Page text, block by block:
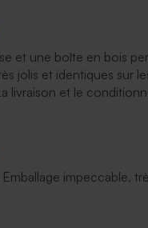
et une boîte en bois
jolis et identiques sur
livraison et le
impeccable,